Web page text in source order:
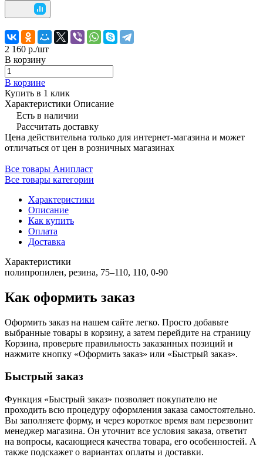
2 160 р./шт
В корзину
В корзине
Купить в 1 клик
Характеристики Описание
Есть в наличии
Рассчитать доставку
Цена действительна только для интернет-магазина и может
отличаться от цен в розничных магазинах
Все товары Анипласт
Все товары категории
Характеристики
Описание
Как купить
Оплата
Доставка
Характеристики
полипропилен, резина, 75–110, 110, 0-90
Как оформить заказ
Оформить заказ на нашем сайте легко. Просто добавьте
выбранные товары в корзину, а затем перейдите на страницу
Корзина, проверьте правильность заказанных позиций и
нажмите кнопку «Оформить заказ» или «Быстрый заказ».
Быстрый заказ
Функция «Быстрый заказ» позволяет покупателю не
проходить всю процедуру оформления заказа самостоятельно.
Вы заполняете форму, и через короткое время вам перезвонит
менеджер магазина. Он уточнит все условия заказа, ответит
на вопросы, касающиеся качества товара, его особенностей. А
также подскажет о вариантах оплаты и доставки.